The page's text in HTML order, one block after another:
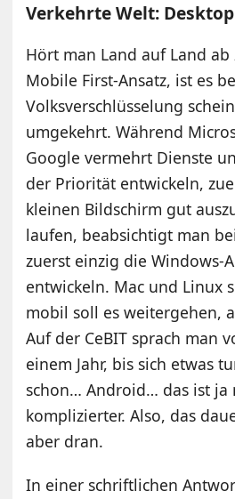
Verkehrte Welt:
Hört man Land auf Land ab
Mobile First-Ansatz, ist es
Volksverschlüsselung
umgekehrt. Während
Google vermehrt Dienste
der Priorität entwickeln,
kleinen Bildschirm gut
laufen, beabsichtigt man
zuerst einzig die Windows-
entwickeln. Mac und Linux
mobil soll es weitergehen,
Auf der CeBIT sprach man
einem Jahr, bis sich etwas
schon… Android… das ist ja
komplizierter. Also, das
aber dran.
In einer schriftlichen